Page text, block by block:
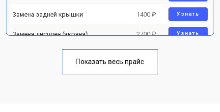
Замена задней крышки 1400 ₽ Узнать
Замена дисплея (экрана) 2700 ₽ Узнать
Замена кнопки включения 1750 ₽
Показать весь прайс